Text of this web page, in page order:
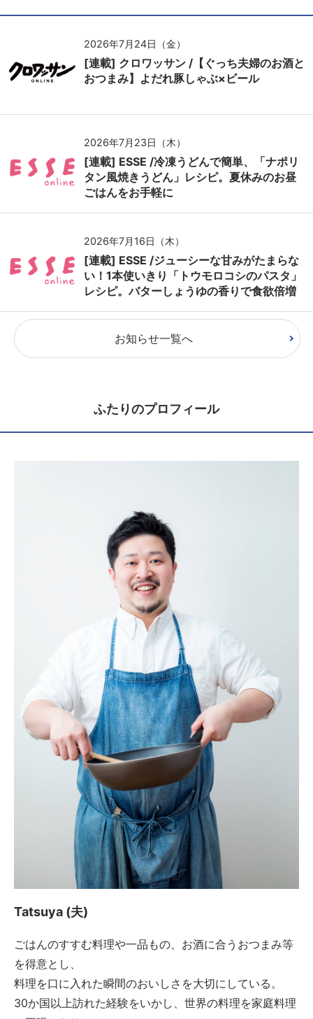
2026年7月24日（金）
[連載] クロワッサン /【ぐっち夫婦のお酒と
おつまみ】よだれ豚しゃぶ×ビール
2026年7月23日（木）
[連載] ESSE /冷凍うどんで簡単、「ナポリ
タン風焼きうどん」レシピ。夏休みのお昼
ごはんをお手軽に
2026年7月16日（木）
[連載] ESSE /ジューシーな甘みがたまらな
い！1本使いきり「トウモロコシのパスタ」
レシピ。バターしょうゆの香りで食欲倍増
お知らせ一覧へ
ふたりのプロフィール
Tatsuya (夫)
ごはんのすすむ料理や一品もの、お酒に合うおつまみ等
を得意とし、
料理を口に入れた瞬間のおいしさを大切にしている。
30か国以上訪れた経験をいかし、世界の料理を家庭料理